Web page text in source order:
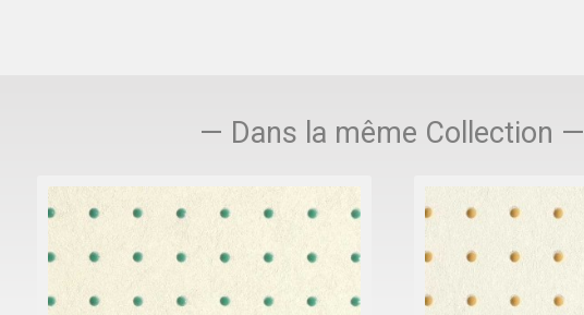
— Dans la même Collection —